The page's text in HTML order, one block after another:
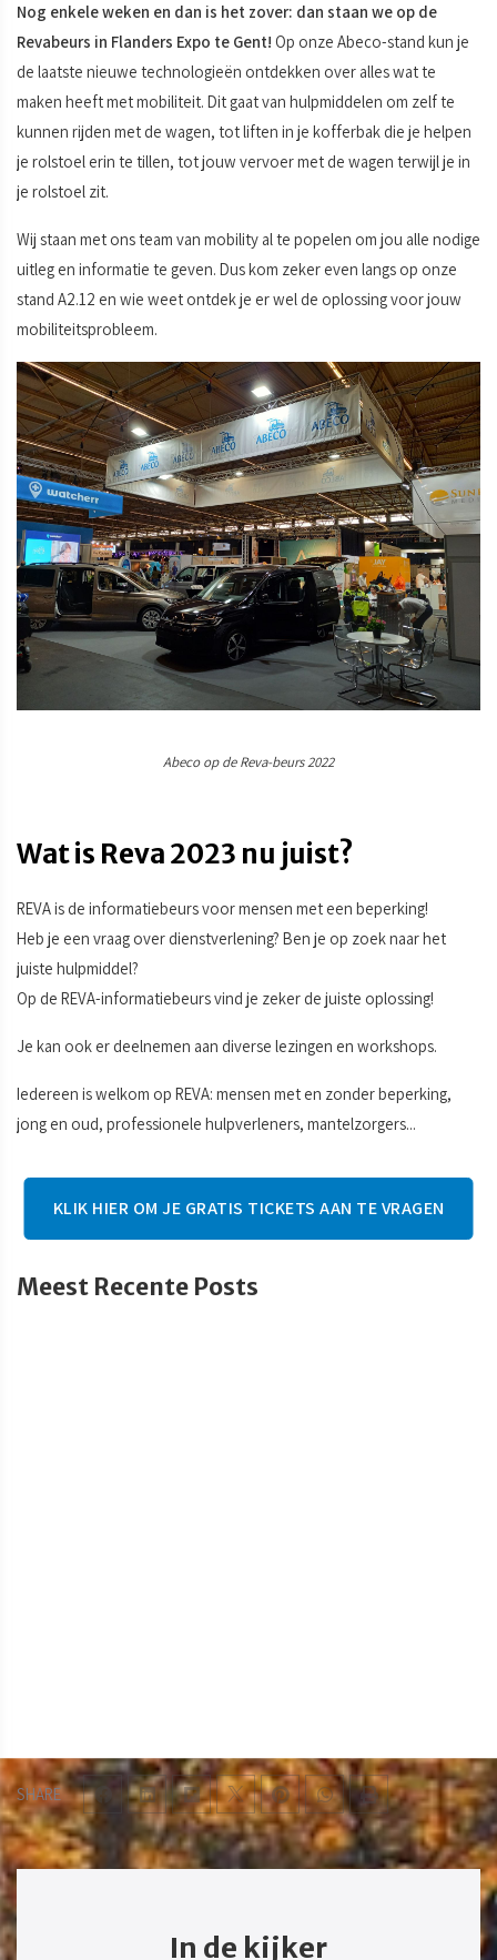
SHARE
Nog enkele weken en dan is het zover: dan staan we op de
Revabeurs in Flanders Expo te Gent! Op onze Abeco-stand kun je
de laatste nieuwe technologieën ontdekken over alles wat te
maken heeft met mobiliteit. Dit gaat van hulpmiddelen om zelf te
kunnen rijden met de wagen, tot liften in je kofferbak die je helpen
je rolstoel erin te tillen, tot jouw vervoer met de wagen terwijl je in
je rolstoel zit.
Wij staan met ons team van mobility al te popelen om jou alle nodige
uitleg en informatie te geven. Dus kom zeker even langs op onze
stand A2.12 en wie weet ontdek je er wel de oplossing voor jouw
mobiliteitsprobleem.
Abeco op de Reva-beurs 2022
Wat is Reva 2023 nu juist?
REVA is de informatiebeurs voor mensen met een beperking!
Heb je een vraag over dienstverlening? Ben je op zoek naar het
juiste hulpmiddel?
Op de REVA-informatiebeurs vind je zeker de juiste oplossing!
Je kan ook er deelnemen aan diverse lezingen en workshops.
Iedereen is welkom op REVA: mensen met en zonder beperking,
jong en oud, professionele hulpverleners, mantelzorgers...
KLIK HIER OM JE GRATIS TICKETS AAN TE VRAGEN
Meest Recente Posts
In de kijker